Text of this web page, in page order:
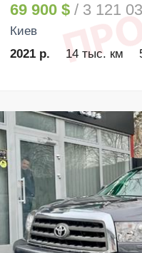
69 900 $ / 3 121
Киев
2021 р.
14 тыс. км